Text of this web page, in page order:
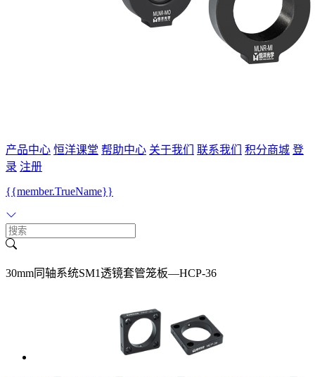
产品中心 恒洋课堂 帮助中心 关于我们 联系我们 积分商城 登
录 注册
{{member.TrueName}}
30mm同轴系统SM1透镜套管笼板—HCP-36